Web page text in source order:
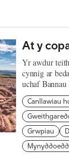
At y
Yr awdur
cynnig ar
uchaf
Canllawiau
Grwpiau
Mynyddoedd